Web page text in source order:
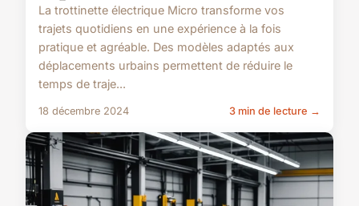
La trottinette électrique Micro transforme vos
trajets quotidiens en une expérience à la fois
pratique et agréable. Des modèles adaptés aux
déplacements urbains permettent de réduire le
temps de traje...
18 décembre 2024 3 min de lecture →